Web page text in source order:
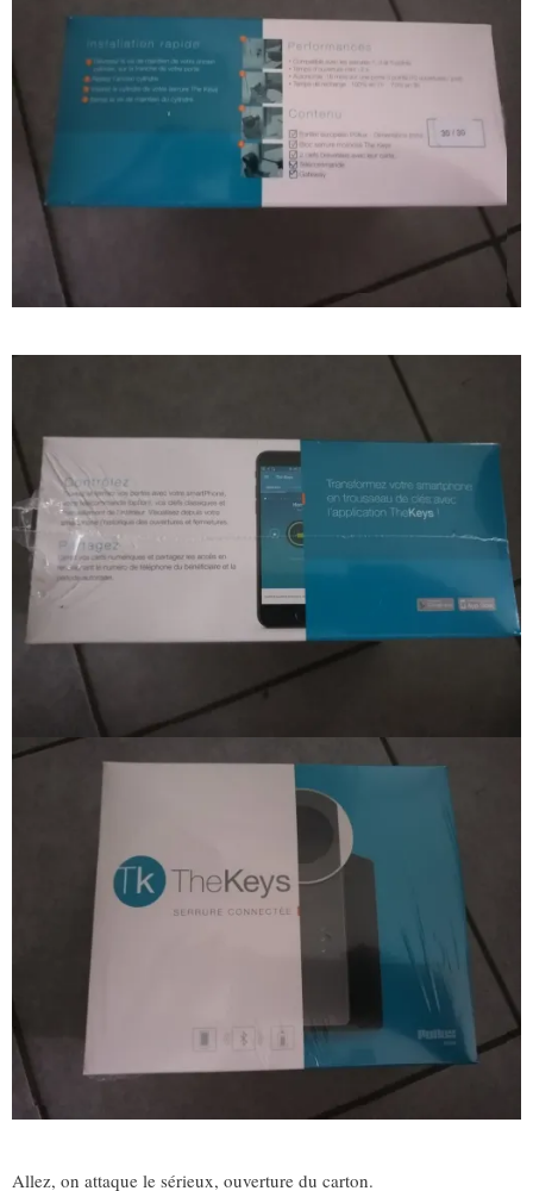
Allez, on attaque le sérieux, ouverture du carton.